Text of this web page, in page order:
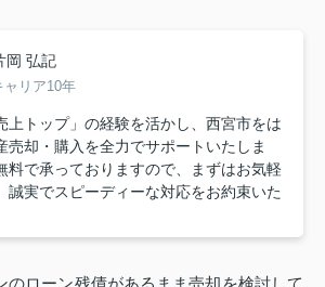
岡 弘記
ャリア10年
上トップ」の経験を活かし、西宮市をは
売却・購入を全力でサポートいたしま
料で承っておりますので、まずはお気軽
誠実でスピーディーな対応をお約束いた
のローン残債があるまま売却を検討して